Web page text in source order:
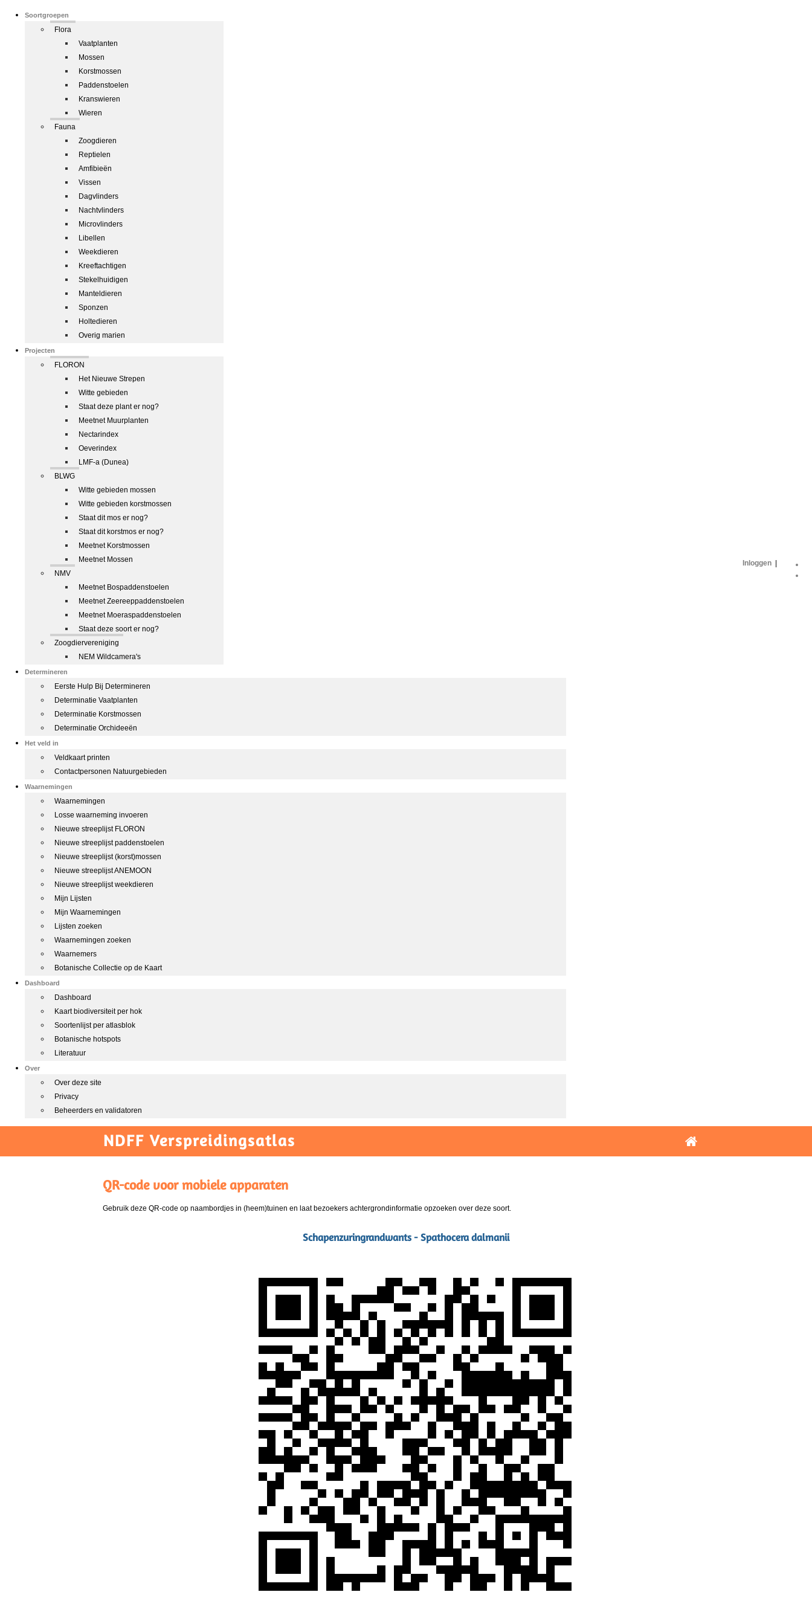
Soortgroepen
Flora
Vaatplanten
Mossen
Korstmossen
Paddenstoelen
Kranswieren
Wieren
Fauna
Zoogdieren
Reptielen
Amfibieën
Vissen
Dagvlinders
Nachtvlinders
Microvlinders
Libellen
Weekdieren
Kreeftachtigen
Stekelhuidigen
Manteldieren
Sponzen
Holtedieren
Overig marien
Projecten
FLORON
Het Nieuwe Strepen
Witte gebieden
Staat deze plant er nog?
Meetnet Muurplanten
Nectarindex
Oeverindex
LMF-a (Dunea)
BLWG
Witte gebieden mossen
Witte gebieden korstmossen
Staat dit mos er nog?
Staat dit korstmos er nog?
Meetnet Korstmossen
Meetnet Mossen
NMV
Meetnet Bospaddenstoelen
Meetnet Zeereeppaddenstoelen
Meetnet Moeraspaddenstoelen
Staat deze soort er nog?
Zoogdiervereniging
NEM Wildcamera's
Determineren
Eerste Hulp Bij Determineren
Determinatie Vaatplanten
Determinatie Korstmossen
Determinatie Orchideeën
Het veld in
Veldkaart printen
Contactpersonen Natuurgebieden
Waarnemingen
Waarnemingen
Losse waarneming invoeren
Nieuwe streeplijst FLORON
Nieuwe streeplijst paddenstoelen
Nieuwe streeplijst (korst)mossen
Nieuwe streeplijst ANEMOON
Nieuwe streeplijst weekdieren
Mijn Lijsten
Mijn Waarnemingen
Lijsten zoeken
Waarnemingen zoeken
Waarnemers
Botanische Collectie op de Kaart
Dashboard
Dashboard
Kaart biodiversiteit per hok
Soortenlijst per atlasblok
Botanische hotspots
Literatuur
Over
Over deze site
Privacy
Beheerders en validatoren
Inloggen
NDFF Verspreidingsatlas
QR-code voor mobiele apparaten
Gebruik deze QR-code op naambordjes in (heem)tuinen en laat bezoekers achtergrondinformatie opzoeken over deze soort.
Schapenzuringrandwants - Spathocera dalmanii